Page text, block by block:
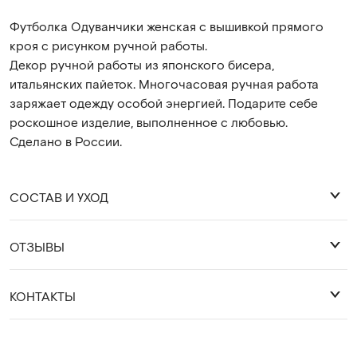
Футболка Одуванчики женская с вышивкой прямого
кроя с рисунком ручной работы.
Декор ручной работы из японского бисера,
итальянских пайеток. Многочасовая ручная работа
заряжает одежду особой энергией. Подарите себе
роскошное изделие, выполненное с любовью.
Сделано в России.
СОСТАВ И УХОД
хлопок 92% лайкра 8%. Декор ручной работы:
ОТЗЫВЫ
КОНТАКТЫ